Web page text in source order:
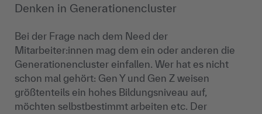
Denken in Generationencluster
Bei der Frage nach dem Need der
Mitarbeiter:innen mag dem ein oder anderen die
Generationencluster einfallen. Wer hat es nicht
schon mal gehört: Gen Y und Gen Z weisen
größtenteils ein hohes Bildungsniveau auf,
möchten selbstbestimmt arbeiten etc. Der